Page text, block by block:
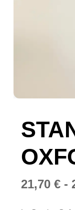
21,70 € -